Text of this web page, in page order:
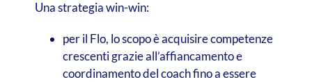
Una strategia win-win:
per il Flo, lo scopo è acquisire competenze
crescenti grazie all’affiancamento e
coordinamento del coach fino a essere